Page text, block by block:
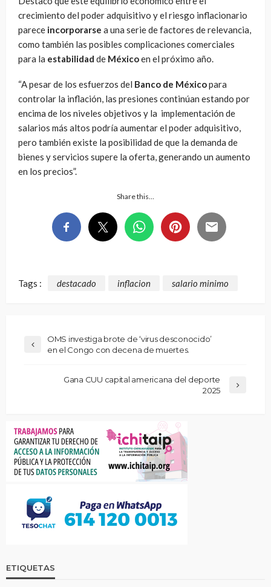
crecimiento del poder adquisitivo y el riesgo inflacionario
parece incorporarse a una serie de factores de relevancia,
como también las posibles complicaciones comerciales
para la estabilidad de Méxicoen el próximo año.
“A pesar de los esfuerzos del Banco de Méxicopara
controlar la inflación, las presiones continúan estando por
encima de los niveles objetivos y la implementación de
salarios más altos podría aumentar el poder adquisitivo,
pero también existe la posibilidad de que la demanda de
bienes y servicios supere la oferta, generando un aumento
en los precios”.
Share this…
Tags : destacado inflacion salario minimo
OMS investiga brote de ‘virus desconocido’
en el Congo con decena de muertes.
Gana CUU capital americana del deporte
2025
ETIQUETAS